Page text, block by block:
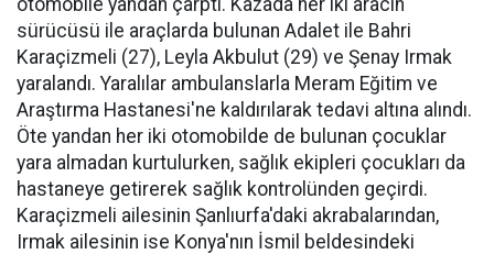
otomobile yandan çarptı. Kazada her iki aracın
sürücüsü ile araçlarda bulunan Adalet ile Bahri
Karaçizmeli (27), Leyla Akbulut (29) ve Şenay Irmak
yaralandı. Yaralılar ambulanslarla Meram Eğitim ve
Araştırma Hastanesi'ne kaldırılarak tedavi altına alındı.
Öte yandan her iki otomobilde de bulunan çocuklar
yara almadan kurtulurken, sağlık ekipleri çocukları da
hastaneye getirerek sağlık kontrolünden geçirdi.
Karaçizmeli ailesinin Şanlıurfa'daki akrabalarından,
Irmak ailesinin ise Konya'nın İsmil beldesindeki